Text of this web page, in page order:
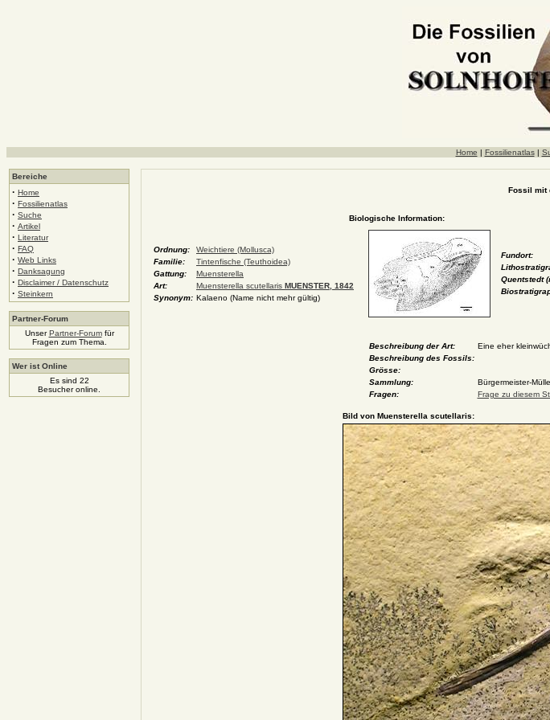
Home | Fossilienatlas|
Bereiche
· Home
· Fossilienatlas
· Suche
· Artikel
· Literatur
· FAQ
· Web Links
· Danksagung
· Disclaimer / Datenschutz
· Steinkern
Partner-Forum
UnserPartner-Forumfür
Fragen zum Thema.
Wer ist Online
Es sind 22
Besucher online.
Fossil mit
Biologische Information:
Ordnung:
Weichtiere (Mollusca)
Familie:
Tintenfische (Teuthoidea)
Gattung:
Muensterella
Art:
Muensterella scutellaris MUENSTER, 1842
Synonym: Kalaeno (Name nicht mehr gültig)
Fundort:
Quentstedt
Beschreibung der Art:
Eine eher
Beschreibung des Fossils:
Grösse:
Sammlung:
Bürgermeister-
Fragen:
Frage zu diesem
Bild von Muensterella scutellaris: